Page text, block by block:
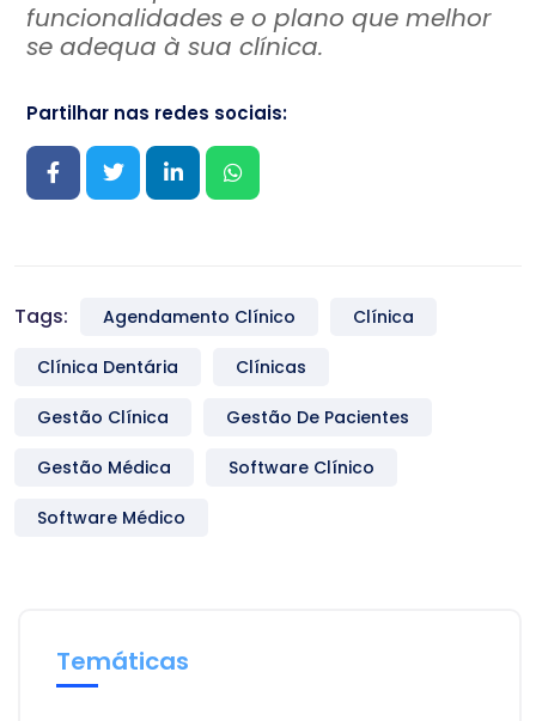
funcionalidades e o plano que melhor
se adequa à sua clínica.
Partilhar nas redes sociais:
Tags: Agendamento Clínico Clínica
Clínica Dentária Clínicas
Gestão Clínica Gestão De Pacientes
Gestão Médica Software Clínico
Software Médico
Temáticas